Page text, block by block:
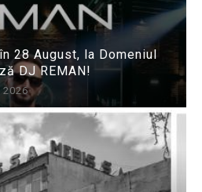
28 August, la Domeniul
DJ REMAN!
2026